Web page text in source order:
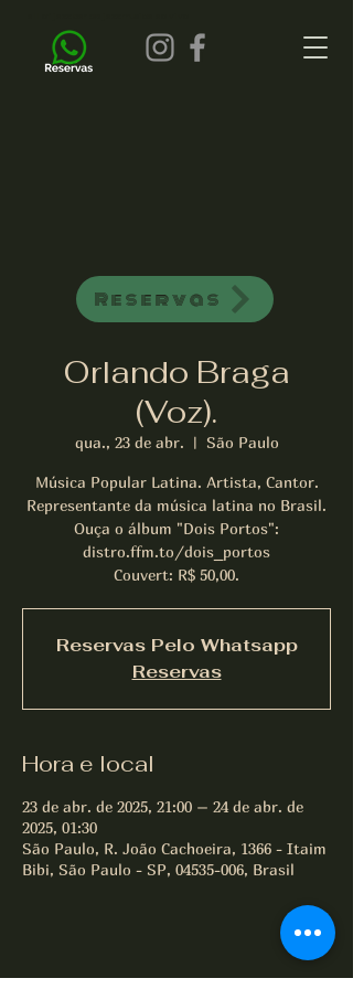
Reservas
Orlando Braga
(Voz).
qua., 23 de abr.
  |
São Paulo
Música Popular Latina. Artista, Cantor.
Representante da música latina no Brasil.
Ouça o álbum "Dois Portos":
distro.ffm.to/dois_portos
Couvert: R$ 50,00.
Reservas Pelo Whatsapp
Reservas
Hora e local
23 de abr. de 2025, 21:00 – 24 de abr. de
2025, 01:30
São Paulo, R. João Cachoeira, 1366 - Itaim
Bibi, São Paulo - SP, 04535-006, Brasil